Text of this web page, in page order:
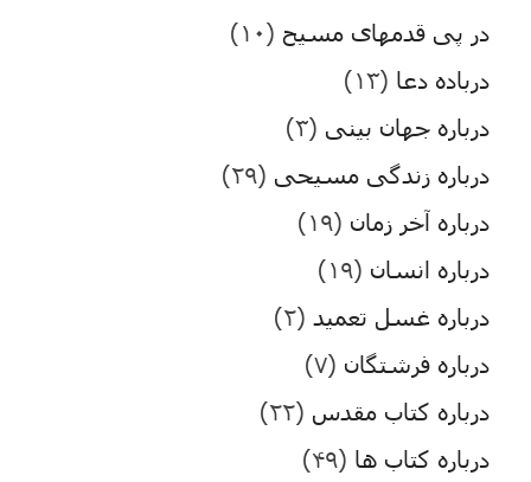
در پی قدمهای مسیح (۱۰)
درباده دعا (۱۳)
درباره جهان بینی (۳)
درباره زندگی مسیحی (۲۹)
درباره آخر زمان (۱۹)
درباره انسان (۱۹)
درباره غسل تعمید (۲)
درباره فرشتگان (۷)
درباره کتاب مقدس (۲۲)
درباره کتاب ها (۴۹)